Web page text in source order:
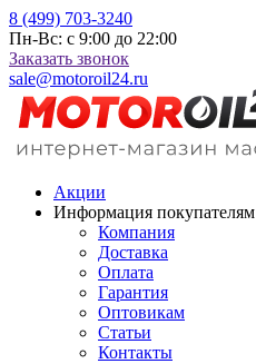
8 (499) 703-3240
Пн-Вс: с 9:00 до 22:00
Заказать звонок
sale@motoroil24.ru
Акции
Информация покупателям
Компания
Доставка
Оплата
Гарантия
Оптовикам
Статьи
Контакты